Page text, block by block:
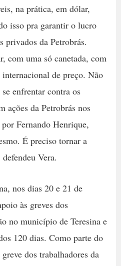
na prática, em dólar,
isso pra garantir o lucro
privados da Petrobrás.
com uma só canetada, com
de preço. Não
enfrentar contra os
ações da Petrobrás nos
Fernando Henrique,
É preciso tornar a
Vera.
nos dias 20 e 21 de
às greves dos
no município de Teresina e
120 dias. Como parte do
dos trabalhadores da